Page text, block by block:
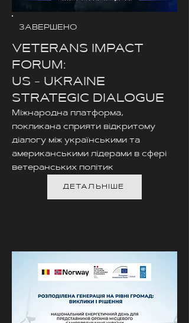
ЗАВЕРШЕНО
VETERANS IMPACT
FORUM:
US - UKRAINE
STRATEGIC DIALOGUE
Міжнародна платформа,
покликана сприяти відкритому
діалогу між українськими та
американськими лідерами в сфері
ветеранських політик
ДЕТАЛЬНІШЕ